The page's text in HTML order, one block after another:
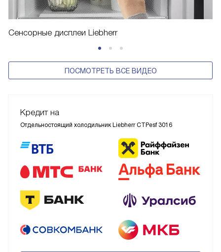
Сенсорные дисплеи Liebherr
ПОСМОТРЕТЬ ВСЕ ВИДЕО
Кредит на
Отдельностоящий холодильник Liebherr CTPesf 3016